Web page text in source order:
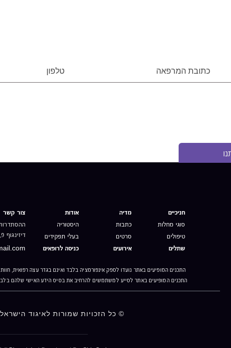
כתובת המרפאה טלפון
חניכיים
סוגי מחלות
טיפולים
שתלים
מדיה
כתבות
סרטים
אירועים
אודות
היסטוריה
בעלי תפקידים
כניסה לרופאים
צור קשר
דיזינגוף 9, תל אביב
התכנים המופיעים באתר נועדו לספק אינפורמציה בלבד ואינם בגדר עצה רפואית,
התכנים המופיעים באתר לסייע למשתמשים להרחיב את בסיס הידע האישי שלהם
© כל הזכויות שמורות לאיגוד